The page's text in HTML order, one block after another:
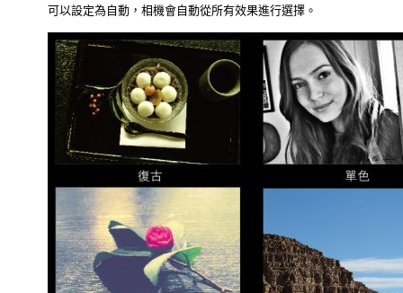
可以設定為自動，相機會自動從所有效果進行選擇。